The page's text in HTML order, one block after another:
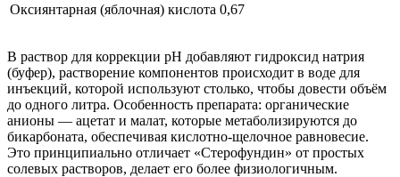
Оксиянтарная (яблочная) кислота 0,67
В раствор для коррекции рН добавляют гидроксид натрия
(буфер), растворение компонентов происходит в воде для
инъекций, которой используют столько, чтобы довести объём
до одного литра. Особенность препарата: органические
анионы — ацетат и малат, которые метаболизируются до
бикарбоната, обеспечивая кислотно-щелочное равновесие.
Это принципиально отличает «Стерофундин» от простых
солевых растворов, делает его более физиологичным.